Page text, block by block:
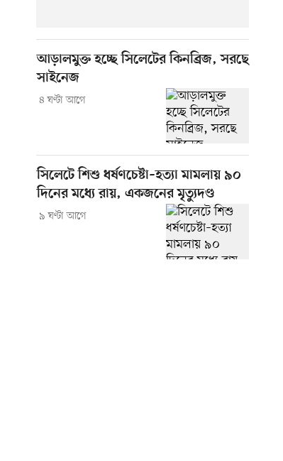
আড়ালমুক্ত হচ্ছে সিলেটের কিনব্রিজ, সরছে
সাইনেজ
৪ ঘণ্টা আগে
সিলেটে শিশু ধর্ষণচেষ্টা–হত্যা মামলায় ৯০
দিনের মধ্যে রায়, একজনের মৃত্যুদণ্ড
৯ ঘণ্টা আগে